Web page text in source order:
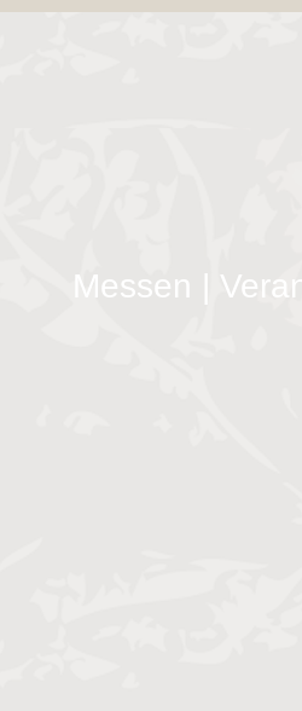
Messen |